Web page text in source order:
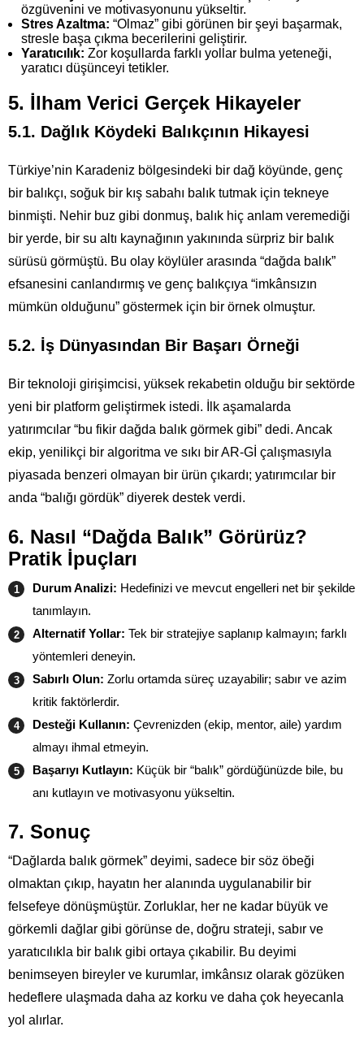
özgüvenini ve motivasyonunu yükseltir.
Stres Azaltma: “Olmaz” gibi görünen bir şeyi başarmak,
stresle başa çıkma becerilerini geliştirir.
Yaratıcılık: Zor koşullarda farklı yollar bulma yeteneği,
yaratıcı düşünceyi tetikler.
5. İlham Verici Gerçek Hikayeler
5.1. Dağlık Köydeki Balıkçının Hikayesi
Türkiye’nin Karadeniz bölgesindeki bir dağ köyünde, genç
bir balıkçı, soğuk bir kış sabahı balık tutmak için tekneye
binmişti. Nehir buz gibi donmuş, balık hiç anlam veremediği
bir yerde, bir su altı kaynağının yakınında sürpriz bir balık
sürüsü görmüştü. Bu olay köylüler arasında “dağda balık”
efsanesini canlandırmış ve genç balıkçıya “imkânsızın
mümkün olduğunu” göstermek için bir örnek olmuştur.
5.2. İş Dünyasından Bir Başarı Örneği
Bir teknoloji girişimcisi, yüksek rekabetin olduğu bir sektörde
yeni bir platform geliştirmek istedi. İlk aşamalarda
yatırımcılar “bu fikir dağda balık görmek gibi” dedi. Ancak
ekip, yenilikçi bir algoritma ve sıkı bir AR‑Gİ çalışmasıyla
piyasada benzeri olmayan bir ürün çıkardı; yatırımcılar bir
anda “balığı gördük” diyerek destek verdi.
6. Nasıl “Dağda Balık” Görürüz?
Pratik İpuçları
Durum Analizi: Hedefinizi ve mevcut engelleri net bir şekilde
tanımlayın.
Alternatif Yollar: Tek bir stratejiye saplanıp kalmayın; farklı
yöntemleri deneyin.
Sabırlı Olun: Zorlu ortamda süreç uzayabilir; sabır ve azim
kritik faktörlerdir.
Desteği Kullanın: Çevrenizden (ekip, mentor, aile) yardım
almayı ihmal etmeyin.
Başarıyı Kutlayın: Küçük bir “balık” gördüğünüzde bile, bu
anı kutlayın ve motivasyonu yükseltin.
7. Sonuç
“Dağlarda balık görmek” deyimi, sadece bir söz öbeği
olmaktan çıkıp, hayatın her alanında uygulanabilir bir
felsefeye dönüşmüştür. Zorluklar, her ne kadar büyük ve
görkemli dağlar gibi görünse de, doğru strateji, sabır ve
yaratıcılıkla bir balık gibi ortaya çıkabilir. Bu deyimi
benimseyen bireyler ve kurumlar, imkânsız olarak gözüken
hedeflere ulaşmada daha az korku ve daha çok heyecanla
yol alırlar.